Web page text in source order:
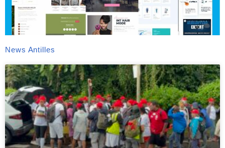
News Antilles